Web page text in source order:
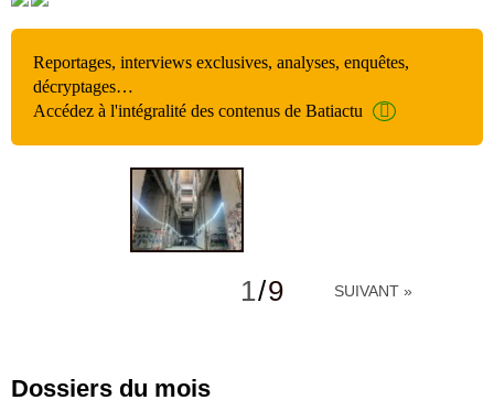
Reportages, interviews exclusives, analyses, enquêtes,
décryptages…
Accédez à l'intégralité des contenus de Batiactu
1/9 SUIVANT »
Dossiers du mois